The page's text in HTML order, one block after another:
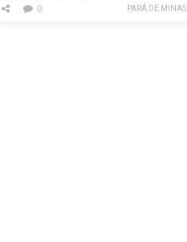
PARÁ DE MINAS
0